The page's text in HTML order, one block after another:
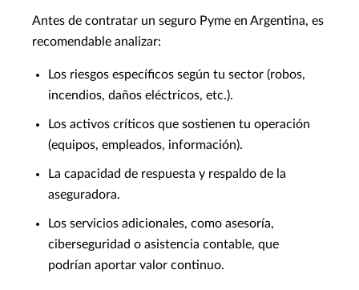
Antes de contratar un seguro Pyme en Argentina, es
recomendable analizar:
Los riesgos específicos según tu sector (robos,
incendios, daños eléctricos, etc.).
Los activos críticos que sostienen tu operación
(equipos, empleados, información).
La capacidad de respuesta y respaldo de la
aseguradora.
Los servicios adicionales, como asesoría,
ciberseguridad o asistencia contable, que
podrían aportar valor continuo.